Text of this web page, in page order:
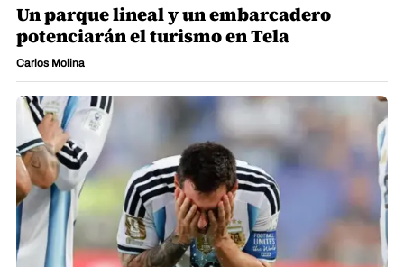
Un parque lineal y un embarcadero
potenciarán el turismo en Tela
Carlos Molina